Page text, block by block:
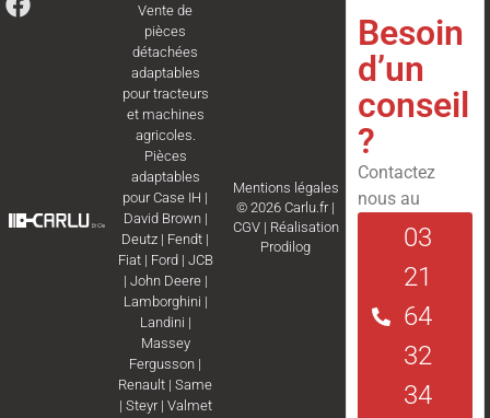
Vente de
pièces
détachées
adaptables
pour tracteurs
et machines
agricoles.
Pièces
adaptables
pourCase IH |
David Brown|
Deutz | Fendt |
Fiat| Ford | JCB
| John Deere|
Lamborghini |
Landini |
Massey
Fergusson |
Renault |Same
| Steyr| Valmet
Mentions légales
© 2026 Carlu.fr |
CGV| Réalisation
Prodilog
Besoin
d’un
conseil
?
Contactez
nous au
03
21
64
32
34